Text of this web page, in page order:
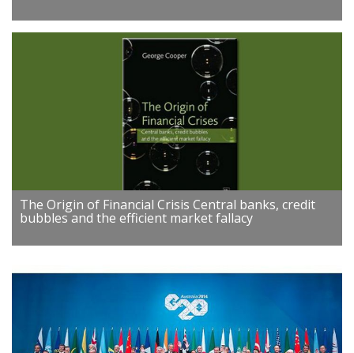
The Origin of Financial Crisis Central banks, credit
bubbles and the efficient market fallacy